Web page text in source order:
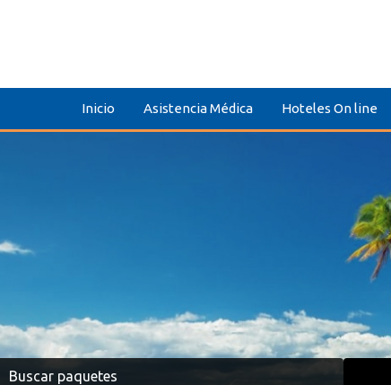
Inicio Asistencia Médica Hoteles On line
Buscar paquetes